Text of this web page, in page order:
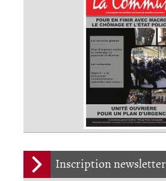
Inscription newsletter